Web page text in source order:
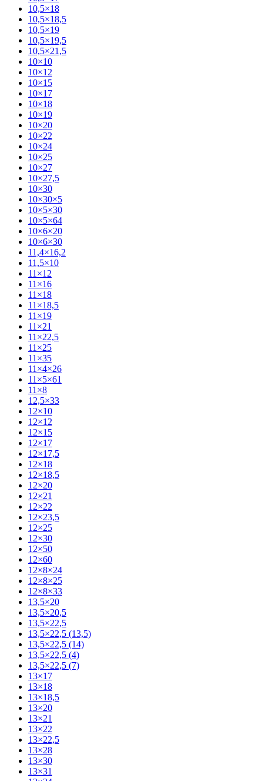
10,5×18
10,5×18,5
10,5×19
10,5×19,5
10,5×21,5
10×10
10×12
10×15
10×17
10×18
10×19
10×20
10×22
10×24
10×25
10×27
10×27,5
10×30
10×30×5
10×5×30
10×5×64
10×6×20
10×6×30
11,4×16,2
11,5×10
11×12
11×16
11×18
11×18,5
11×19
11×21
11×22,5
11×25
11×35
11×4×26
11×5×61
11×8
12,5×33
12×10
12×12
12×15
12×17
12×17,5
12×18
12×18,5
12×20
12×21
12×22
12×23,5
12×25
12×30
12×50
12×60
12×8×24
12×8×25
12×8×33
13,5×20
13,5×20,5
13,5×22,5
13,5×22,5 (13,5)
13,5×22,5 (14)
13,5×22,5 (4)
13,5×22,5 (7)
13×17
13×18
13×18,5
13×20
13×21
13×22
13×22,5
13×28
13×30
13×31